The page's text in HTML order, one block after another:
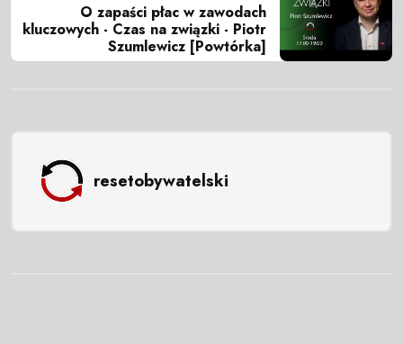
O zapaści płac w zawodach
kluczowych - Czas na związki - Piotr
Szumlewicz [Powtórka]
resetobywatelski